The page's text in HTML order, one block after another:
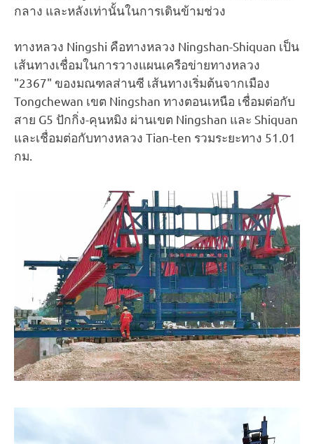
กลาง และหลังเท่านั้นในการเดินข้ามช่วง
ทางหลวง Ningshi คือทางหลวง Ningshan-Shiquan เป็น
เส้นทางเชื่อมในการวางแผนเครือข่ายทางหลวง
"2367" ของมณฑลส่านซี เส้นทางเริ่มต้นจากเมือง
Tongchewan เขต Ningshan ทางตอนเหนือ เชื่อมต่อกับ
สาย G5 ปักกิ่ง-คุนหมิง ผ่านเขต Ningshan และ Shiquan
และเชื่อมต่อกับทางหลวง Tian-ten รวมระยะทาง 51.01
กม.